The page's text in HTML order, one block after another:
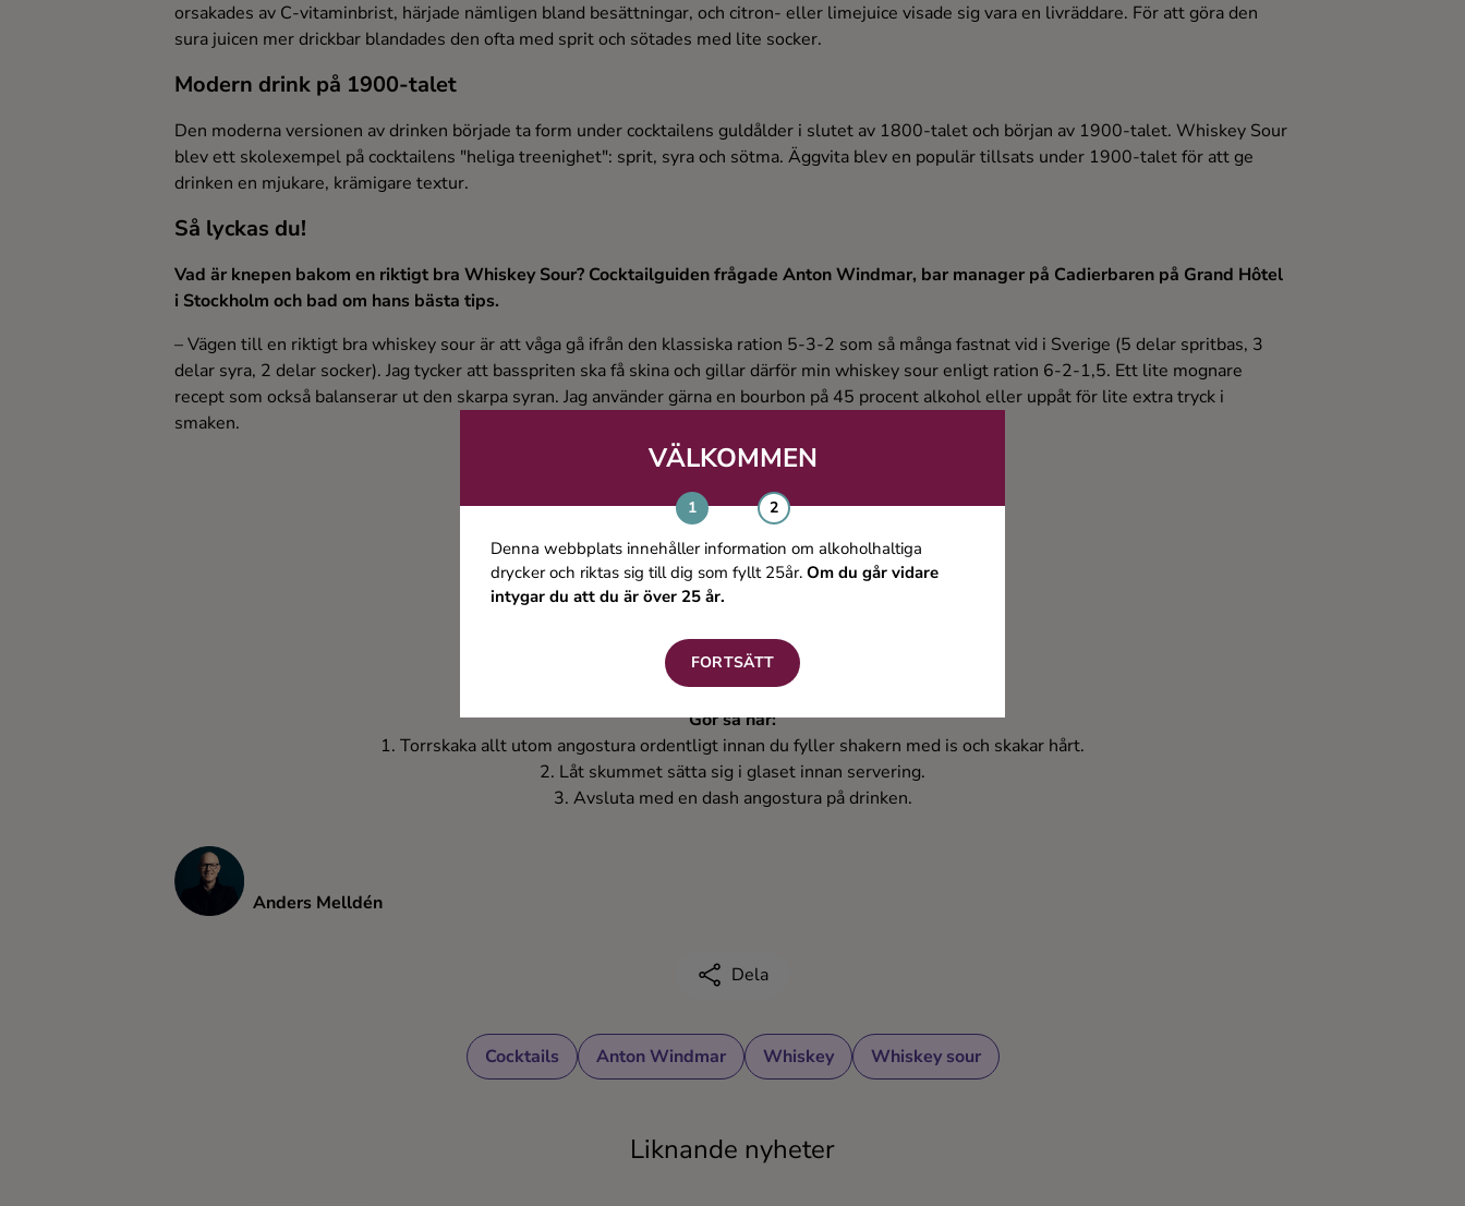
VÄLKOMMEN
Denna webbplats innehåller information om alkoholhaltiga
drycker och riktas sig till dig som fyllt 25år. Om du går vidare
intygar du att du är över 25 år.
FORTSÄTT
orsakades av C-vitaminbrist, härjade nämligen bland besättningar, och citron- eller limejuice visade sig vara en livräddare. För att göra den
sura juicen mer drickbar blandades den ofta med sprit och sötades med lite socker.
Modern drink på 1900-talet
Den moderna versionen av drinken började ta form under cocktailens guldålder i slutet av 1800-talet och början av 1900-talet. Whiskey Sour
blev ett skolexempel på cocktailens "heliga treenighet": sprit, syra och sötma. Äggvita blev en populär tillsats under 1900-talet för att ge
drinken en mjukare, krämigare textur.
Så lyckas du!
Vad är knepen bakom en riktigt bra Whiskey Sour? Cocktailguiden frågade Anton Windmar, bar manager på Cadierbaren på Grand Hôtel
i Stockholm och bad om hans bästa tips.
– Vägen till en riktigt bra whiskey sour är att våga gå ifrån den klassiska ration 5-3-2 som så många fastnat vid i Sverige (5 delar spritbas, 3
delar syra, 2 delar socker). Jag tycker att basspriten ska få skina och gillar därför min whiskey sour enligt ration 6-2-1,5. Ett lite mognare
recept som också balanserar ut den skarpa syran. Jag använder gärna en bourbon på 45 procent alkohol eller uppåt för lite extra tryck i
smaken.
Anton Windmars Whiskey Sour
Ingredienser:
60 ml bourbon
20 ml färskpressad citronjuice
15 ml äggvita
1 dash angostura bitters
Gör så här:
1. Torrskaka allt utom angostura ordentligt innan du fyller shakern med is och skakar hårt.
2. Låt skummet sätta sig i glaset innan servering.
3. Avsluta med en dash angostura på drinken.
Anders Melldén
Dela
Cocktails Anton Windmar Whiskey Whiskey sour
Liknande nyheter